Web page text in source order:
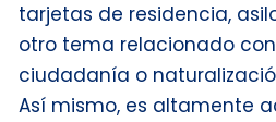
tarjetas de residencia,
otro tema relacionado
ciudadanía o
Así mismo, es altamente